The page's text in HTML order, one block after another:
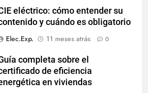
eléctrico: cómo entender su
y cuándo es obligatorio
Elec.Exp.
11 meses atrás 0
completa sobre el
de eficiencia
en viviendas